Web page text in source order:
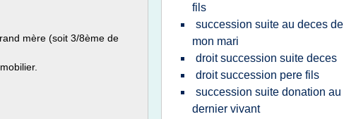
mère (soit 3/8ème de
fils
succession suite au deces de
mon mari
droit succession suite deces
droit succession pere fils
succession suite donation au
dernier vivant